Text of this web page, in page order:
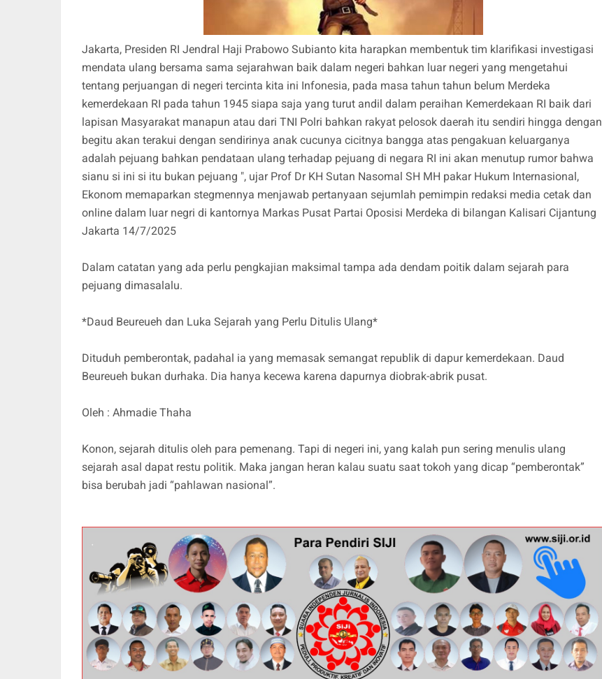
Jakarta, Presiden RI Jendral Haji Prabowo Subianto kita harapkan membentuk tim klarifikasi investigasi
mendata ulang bersama sama sejarahwan baik dalam negeri bahkan luar negeri yang mengetahui
tentang perjuangan di negeri tercinta kita ini Infonesia, pada masa tahun tahun belum Merdeka
kemerdekaan RI pada tahun 1945 siapa saja yang turut andil dalam peraihan Kemerdekaan RI baik dari
lapisan Masyarakat manapun atau dari TNI Polri bahkan rakyat pelosok daerah itu sendiri hingga dengan
begitu akan terakui dengan sendirinya anak cucunya cicitnya bangga atas pengakuan keluarganya
adalah pejuang bahkan pendataan ulang terhadap pejuang di negara RI ini akan menutup rumor bahwa
sianu si ini si itu bukan pejuang ", ujar Prof Dr KH Sutan Nasomal SH MH pakar Hukum Internasional,
Ekonom memaparkan stegmennya menjawab pertanyaan sejumlah pemimpin redaksi media cetak dan
online dalam luar negri di kantornya Markas Pusat Partai Oposisi Merdeka di bilangan Kalisari Cijantung
Jakarta 14/7/2025
Dalam catatan yang ada perlu pengkajian maksimal tampa ada dendam poitik dalam sejarah para
pejuang dimasalalu.
*Daud Beureueh dan Luka Sejarah yang Perlu Ditulis Ulang*
Dituduh pemberontak, padahal ia yang memasak semangat republik di dapur kemerdekaan. Daud
Beureueh bukan durhaka. Dia hanya kecewa karena dapurnya diobrak-abrik pusat.
Oleh : Ahmadie Thaha
Konon, sejarah ditulis oleh para pemenang. Tapi di negeri ini, yang kalah pun sering menulis ulang
sejarah asal dapat restu politik. Maka jangan heran kalau suatu saat tokoh yang dicap “pemberontak”
bisa berubah jadi “pahlawan nasional”.